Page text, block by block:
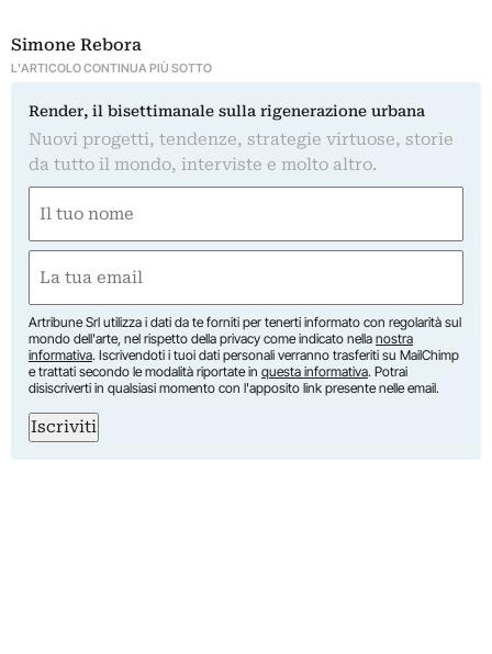
Simone Rebora
L'ARTICOLO CONTINUA PIÙ SOTTO
Render, il bisettimanale sulla rigenerazione urbana
Nuovi progetti, tendenze, strategie virtuose, storie
da tutto il mondo, interviste e molto altro.
(Obbligatorio)
Nome
(Obbligatorio)
Artribune Srl utilizza i dati da te forniti per tenerti informato con regolarità sul
mondo dell'arte, nel rispetto della privacy come indicato nella nostra
informativa. Iscrivendoti i tuoi dati personali verranno trasferiti su MailChimp
e trattati secondo le modalità riportate in questa informativa. Potrai
disiscriverti in qualsiasi momento con l'apposito link presente nelle email.
Iscriviti